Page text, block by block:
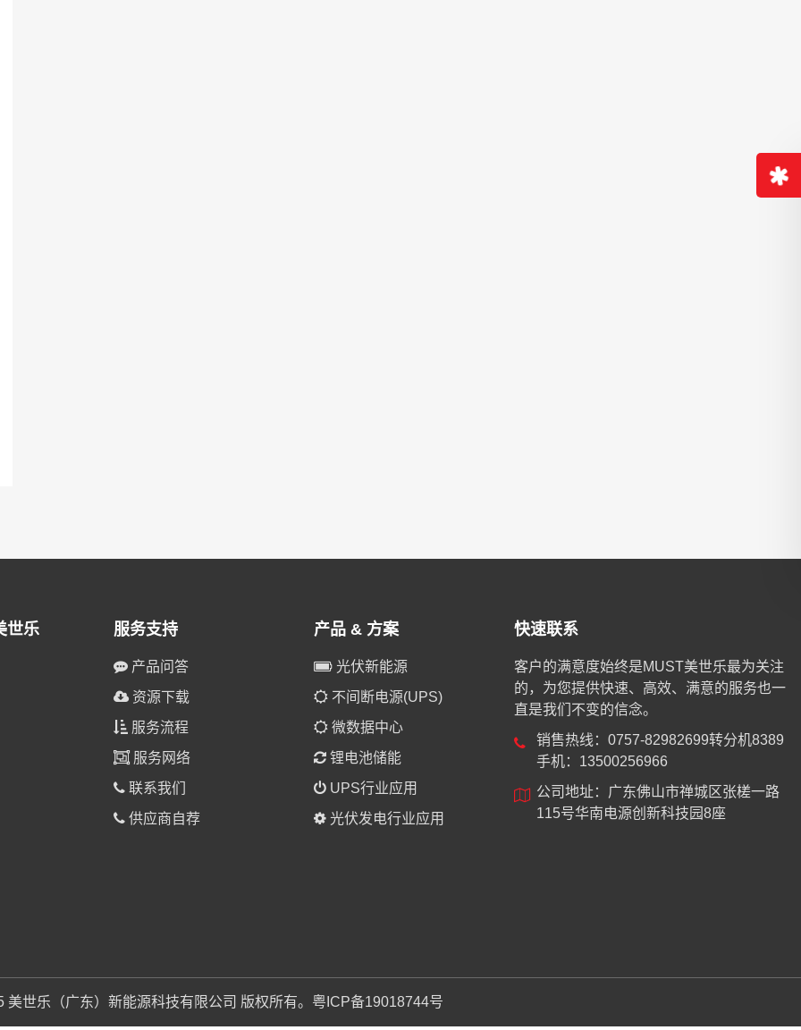
世乐 服务支持
产品问答
资源下载
服务流程
服务网络
联系我们
供应商自荐
产品 & 方案
光伏新能源
不间断电源(UPS)
微数据中心
锂电池储能
UPS行业应用
光伏发电行业应用
快速联系
客户的满意度始终是MUST美世乐最为关注
的，为您提供快速、高效、满意的服务也一
直是我们不变的信念。
销售热线：0757-82982699转分机8389
手机：13500256966
公司地址：广东佛山市禅城区张槎一路
115号华南电源创新科技园8座
美世乐（广东）新能源科技有限公司 版权所有。 粤ICP备19018744号